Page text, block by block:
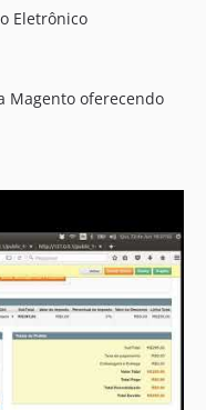
Eletrônico
Magento oferecendo